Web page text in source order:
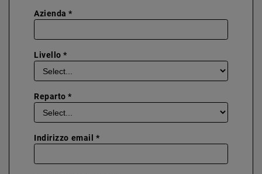
Azienda *
Livello *
Reparto *
Indirizzo email *